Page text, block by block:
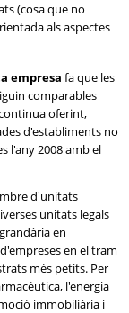
(cosa que no
als aspectes
empresa fa que les
comparables
oferint,
d'establiments no
l'any 2008 amb el
d'unitats
unitats legals
en
en el tram
més petits. Per
l'energia
immobiliària i